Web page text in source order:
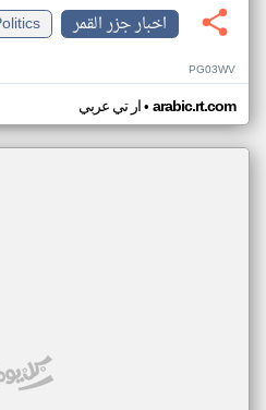
اخبار جزر القمر
PG03WV
ار تي عربي• arabic.rt.com